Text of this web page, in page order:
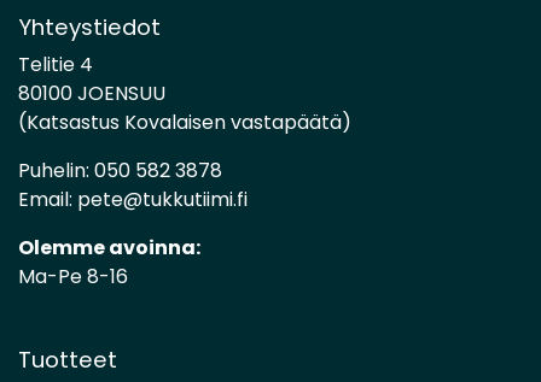
Yhteystiedot
Telitie 4
80100 JOENSUU
(Katsastus Kovalaisen vastapäätä)
Puhelin: 050 582 3878
Email: pete@tukkutiimi.fi
Olemme avoinna:
Ma-Pe 8-16
Tuotteet